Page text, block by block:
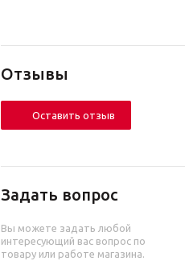
Отзывы
Оставить отзыв
Задать вопрос
Вы можете задать любой
интересующий вас вопрос по
товару или работе магазина.